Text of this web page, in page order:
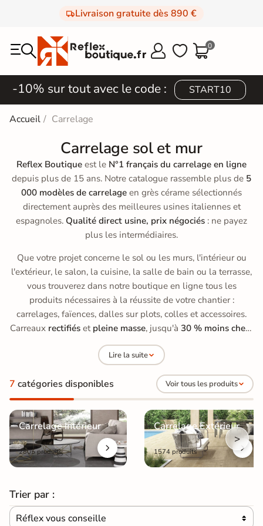
Livraison gratuite dès 890 €
  0
-10% sur tout avec le code : START10
Accueil Carrelage
Carrelage sol et mur
Reflex Boutique est le N°1 français du carrelage en ligne
depuis plus de 15 ans. Notre catalogue rassemble plus de 5
000 modèles de carrelage en grès cérame sélectionnés
directement auprès des meilleures usines italiennes et
espagnoles. Qualité direct usine, prix négociés : ne payez
plus les intermédiaires.
Que votre projet concerne le sol ou les murs, l'intérieur ou
l'extérieur, le salon, la cuisine, la salle de bain ou la terrasse,
vous trouverez dans notre boutique en ligne tous les
produits nécessaires à la réussite de votre chantier :
carrelages, faïences, dalles sur plots, colles et accessoires.
Carreaux rectifiés et pleine masse, jusqu'à 30 % moins chers
qu'en grande surface de bricolage, avec des prix allant de
à 70 €/m².
Lire la suite
7 catégories disponibles Voir tous les produits
Carrelage Intérieur
2805 produits
Carrelage Extérieur
1574 produits
>
Trier par :
Réflex vous conseille 